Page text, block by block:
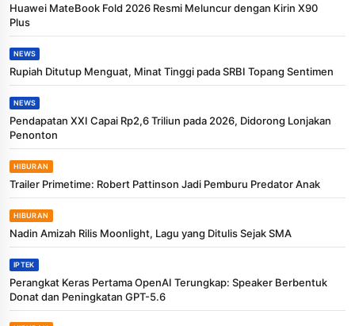
Huawei MateBook Fold 2026 Resmi Meluncur dengan Kirin X90
Plus
NEWS
Rupiah Ditutup Menguat, Minat Tinggi pada SRBI Topang Sentimen
NEWS
Pendapatan XXI Capai Rp2,6 Triliun pada 2026, Didorong Lonjakan
Penonton
HIBURAN
Trailer Primetime: Robert Pattinson Jadi Pemburu Predator Anak
HIBURAN
Nadin Amizah Rilis Moonlight, Lagu yang Ditulis Sejak SMA
IPTEK
Perangkat Keras Pertama OpenAI Terungkap: Speaker Berbentuk
Donat dan Peningkatan GPT-5.6